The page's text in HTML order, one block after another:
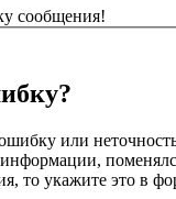
сообщения!
или
то укажите это в